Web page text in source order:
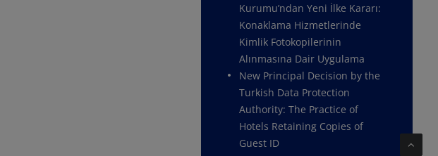
Kurumu’ndan Yeni İlke Kararı:
Konaklama Hizmetlerinde
Kimlik Fotokopilerinin
Alınmasına Dair Uygulama
New Principal Decision by the
Turkish Data Protection
Authority: The Practice of
Hotels Retaining Copies of
Guest ID